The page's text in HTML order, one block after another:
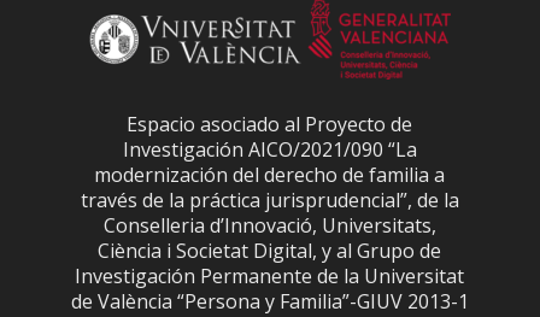
Espacio asociado al Proyecto de
Investigación AICO/2021/090 “La
modernización del derecho de familia a
través de la práctica jurisprudencial”, de la
Conselleria d’Innovació, Universitats,
Ciència i Societat Digital, y al Grupo de
Investigación Permanente de la Universitat
de València “Persona y Familia”-GIUV 2013-1